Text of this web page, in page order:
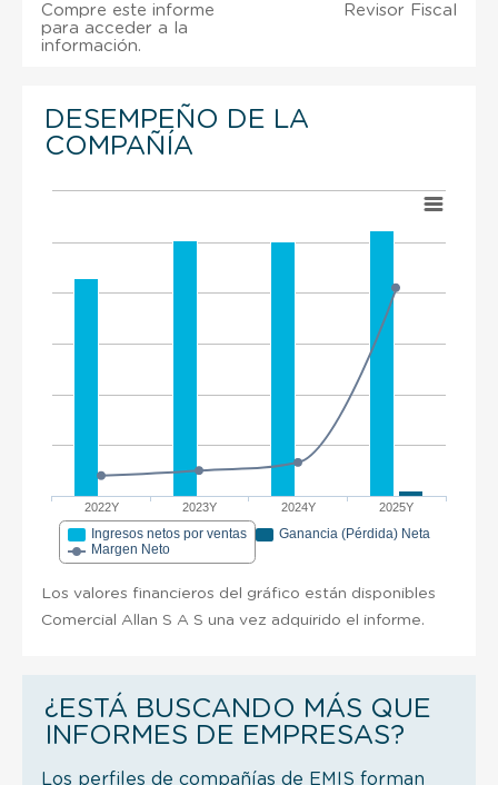
Compre este informe
para acceder a la
información.
Revisor Fiscal
DESEMPEÑO DE LA
COMPAÑÍA
2022Y 2023Y 2024Y 2025Y
Ingresos netos por ventas
Ganancia (Pérdida) Neta
Margen Neto
Los valores financieros del gráfico están disponibles
Comercial Allan S A S una vez adquirido el informe.
¿ESTÁ BUSCANDO MÁS QUE
INFORMES DE EMPRESAS?
Los perfiles de compañías de EMIS forman